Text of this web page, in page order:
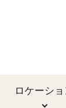
ロケーショ